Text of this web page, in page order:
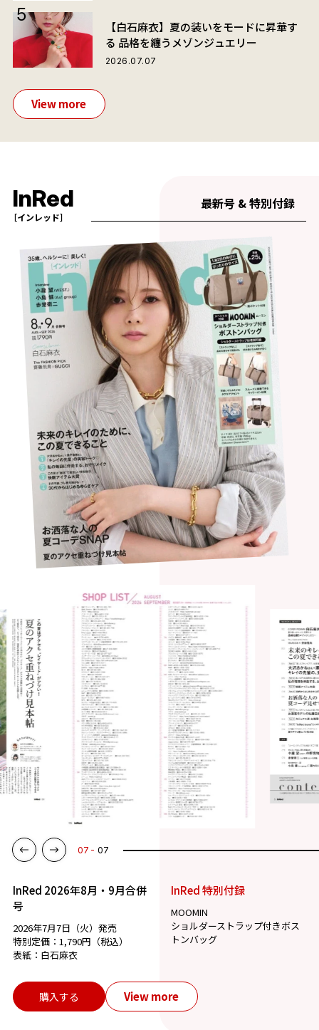
【白石麻衣】夏の装いをモードに昇華す
る 品格を纏うメゾンジュエリー
2026.07.07
View more
InRed
［インレッド］
最新号 & 特別付録
07 07
InRed 2026年8月・9月合併
号
2026年7月7日（火）発売
特別定価：1,790円（税込）
表紙：白石麻衣
InRed 特別付録
MOOMIN
ショルダーストラップ付きボス
トンバッグ
購入する View more